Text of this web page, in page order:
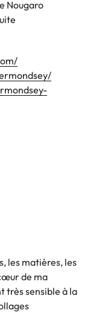
Nougaro
les matières, les
de ma
très sensible à la